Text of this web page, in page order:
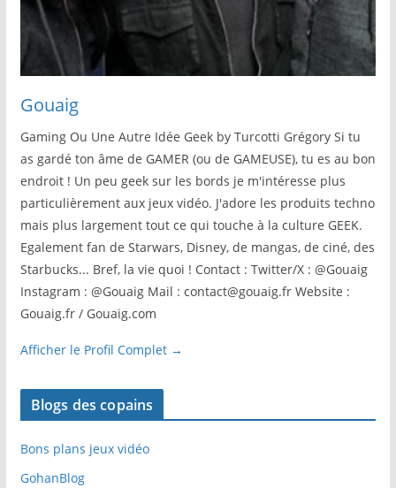
Gouaig
Gaming Ou Une Autre Idée Geek by Turcotti Grégory Si tu
as gardé ton âme de GAMER (ou de GAMEUSE), tu es au bon
endroit ! Un peu geek sur les bords je m'intéresse plus
particulièrement aux jeux vidéo. J'adore les produits techno
mais plus largement tout ce qui touche à la culture GEEK.
Egalement fan de Starwars, Disney, de mangas, de ciné, des
Starbucks... Bref, la vie quoi ! Contact : Twitter/X : @Gouaig
Instagram : @Gouaig Mail : contact@gouaig.fr Website :
Gouaig.fr / Gouaig.com
Afficher le Profil Complet →
Blogs des copains
Bons plans jeux vidéo
GohanBlog